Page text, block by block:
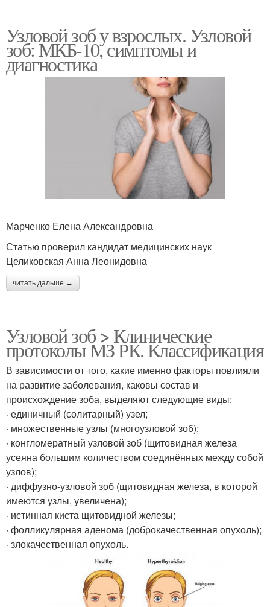
Узловой зоб у взрослых. Узловой
зоб: МКБ-10, симптомы и
диагностика
Марченко Елена Александровна
Статью проверил кандидат медицинских наук
Целиковская Анна Леонидовна
читать дальше →
Узловой зоб > Клинические
протоколы МЗ РК. Классификация
В зависимости от того, какие именно факторы повлияли
на развитие заболевания, каковы состав и
происхождение зоба, выделяют следующие виды:
· единичный (солитарный) узел;
· множественные узлы (многоузловой зоб);
· конгломератный узловой зоб (щитовидная железа
усеяна большим количеством соединённых между собой
узлов);
· диффузно-узловой зоб (щитовидная железа, в которой
имеются узлы, увеличена);
· истинная киста щитовидной железы;
· фолликулярная аденома (доброкачественная опухоль);
· злокачественная опухоль.